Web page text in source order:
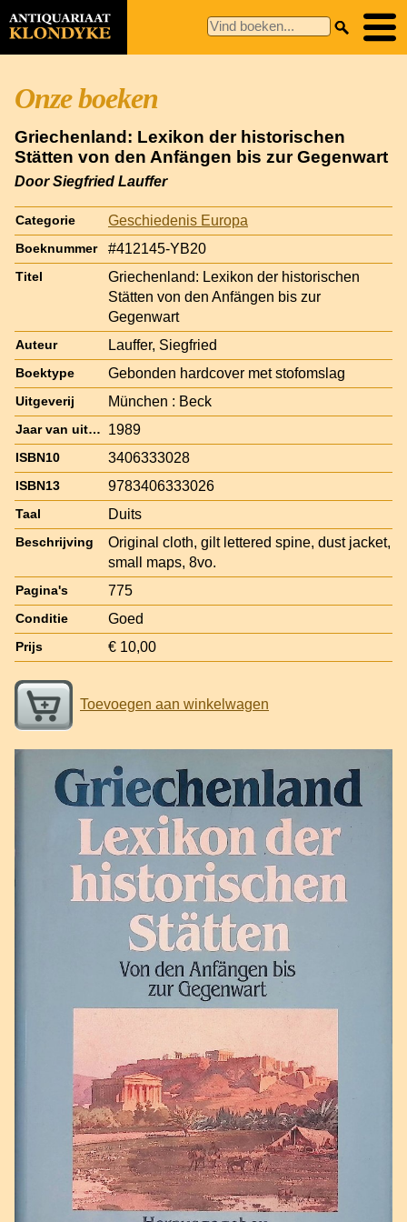
Onze boeken
Griechenland: Lexikon der historischen
Stätten von den Anfängen bis zur Gegenwart
Door Siegfried Lauffer
Categorie Geschiedenis Europa
Boeknummer #412145-YB20
Titel
Griechenland: Lexikon der historischen
Stätten von den Anfängen bis zur
Gegenwart
Auteur Lauffer, Siegfried
Boektype Gebonden hardcover met stofomslag
Uitgeverij München : Beck
Jaar van uitgave 1989
ISBN10 3406333028
ISBN13 9783406333026
Taal Duits
Beschrijving
Original cloth, gilt lettered spine, dust jacket,
small maps, 8vo.
Pagina's 775
Conditie Goed
Prijs € 10,00
Toevoegen aan winkelwagen